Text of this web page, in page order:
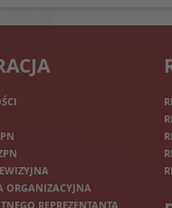
ORGANIZACYJNA
REPREZENTANTA